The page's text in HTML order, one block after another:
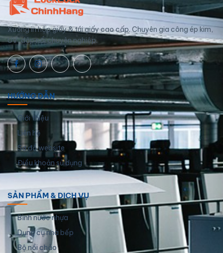
Xưởng in hộp giấy & túi giấy cao cấp. Chuyên gia công ép kim,
UV, dập nổi chuyên nghiệp.
HƯỚNG DẪN
Giới thiệu
Liên hệ
Sơ đồ website
Điều khoản sử dụng
SẢN PHẨM & DỊCH VỤ
Bình nước nhựa
Dụng cụ nhà bếp
Bộ nồi chảo